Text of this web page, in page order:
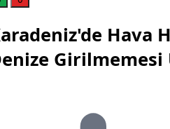
Hava
Girilmemesi